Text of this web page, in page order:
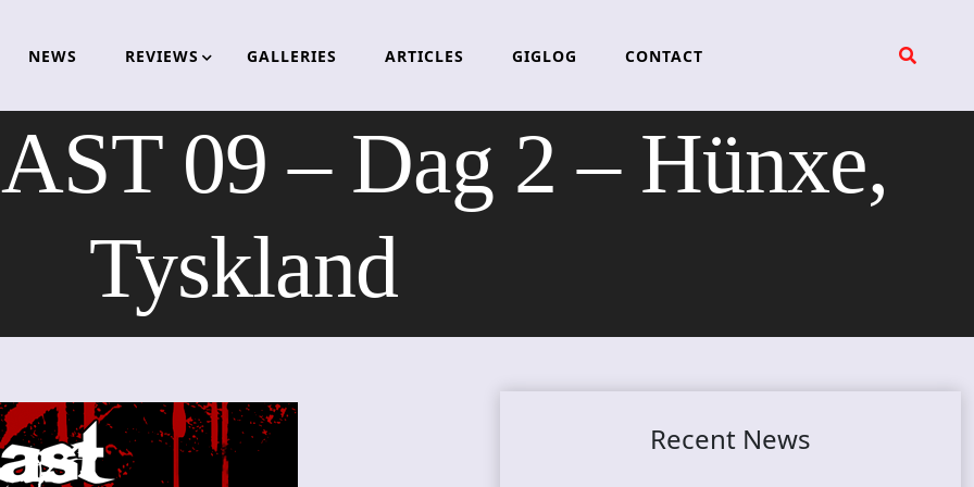
NEWS REVIEWS GALLERIES ARTICLES GIGLOG CONTACT
09 – Dag 2 – Hünxe,
Tyskland
Recent News